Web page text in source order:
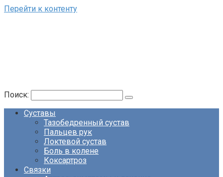
Перейти к контенту
Поиск:
Суставы
Тазобедренный сустав
Пальцев рук
Локтевой сустав
Боль в колене
Коксартроз
Связки